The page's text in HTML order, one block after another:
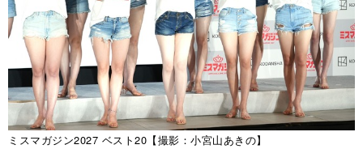
ミスマガジン2027 ベスト20【撮影：小宮山あきの】